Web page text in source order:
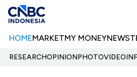
HOMEMARKETMY MONEYNEWS
RESEARCHOPINIONPHOTOVIDEO